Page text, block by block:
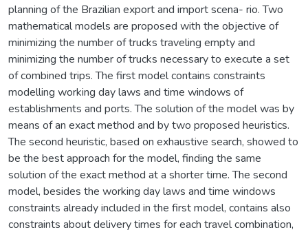
planning of the Brazilian export and import scena- rio. Two
mathematical models are proposed with the objective of
minimizing the number of trucks traveling empty and
minimizing the number of trucks necessary to execute a set
of combined trips. The first model contains constraints
modelling working day laws and time windows of
establishments and ports. The solution of the model was by
means of an exact method and by two proposed heuristics.
The second heuristic, based on exhaustive search, showed to
be the best approach for the model, finding the same
solution of the exact method at a shorter time. The second
model, besides the working day laws and time windows
constraints already included in the first model, contains also
constraints about delivery times for each travel combination,